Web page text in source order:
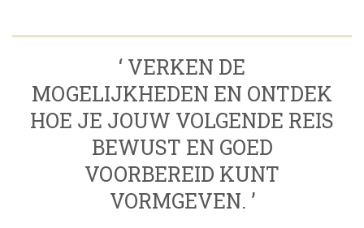
‘ VERKEN DE
MOGELIJKHEDEN EN ONTDEK
HOE JE JOUW VOLGENDE REIS
BEWUST EN GOED
VOORBEREID KUNT
VORMGEVEN. ’